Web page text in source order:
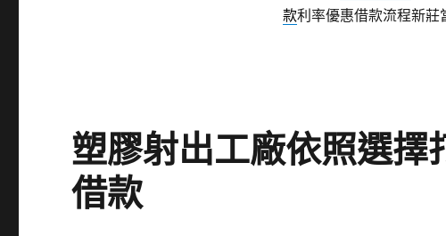
款利率優惠借款流程新莊
塑膠射出工廠依照選擇
借款